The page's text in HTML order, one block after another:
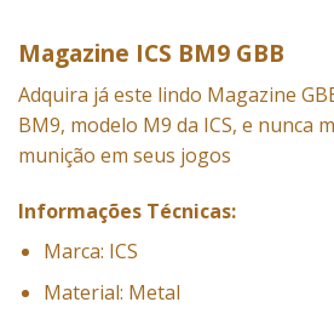
Magazine ICS BM9 GBB
Adquira já este lindo Magazine
BM9, modelo M9 da ICS, e nunca
munição em seus jogos
Informações Técnicas:
Marca: ICS
Material: Metal